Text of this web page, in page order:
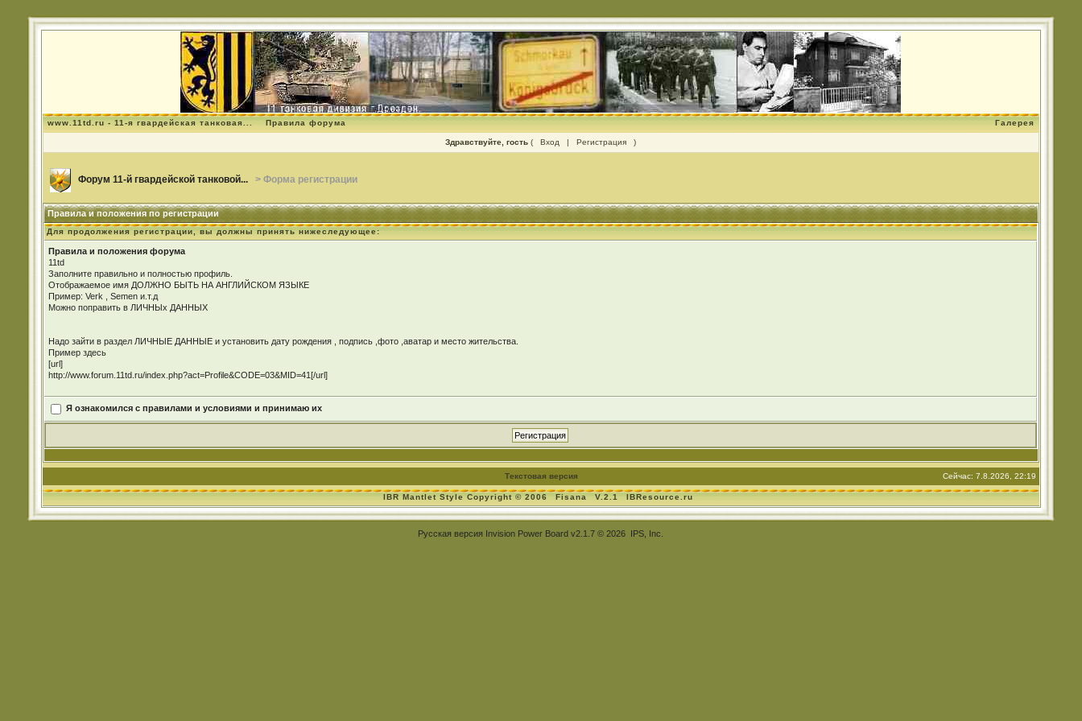
www.11td.ru - 11-я гвардейская танковая... Правила форума Галерея
Здравствуйте, гость ( Вход | Регистрация )
Форум 11-й гвардейской танковой... > Форма регистрации
Правила и положения по регистрации
Для продолжения регистрации, вы должны принять нижеследующее:
Правила и положения форума
11td
Заполните правильно и полностью профиль.
Отображаемое имя ДОЛЖНО БЫТЬ НА АНГЛИЙСКОМ ЯЗЫКЕ
Пример: Verk , Semen и.т.д
Можно поправить в ЛИЧНЫх ДАННЫХ
Надо зайти в раздел ЛИЧНЫЕ ДАННЫЕ и установить дату рождения , подпись ,фото ,аватар и место жительства.
Пример здесь
[url]
http://www.forum.11td.ru/index.php?act=Profile&CODE=03&MID=41[/url]
Я ознакомился с правилами и условиями и принимаю их
Текстовая версия Сейчас: 7.8.2026, 22:19
IBR Mantlet Style Copyright © 2006 Fisana V.2.1 IBResource.ru
Русская версия Invision Power Board v2.1.7 © 2026 IPS, Inc.